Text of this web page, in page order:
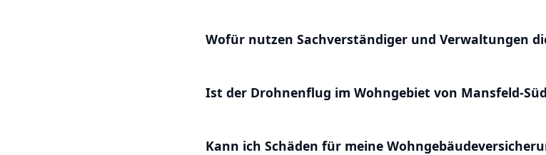
Wofür nutzen Sachverständiger und Verwaltungen
Ist der Drohnenflug im Wohngebiet von Mansfeld-
Kann ich Schäden für meine